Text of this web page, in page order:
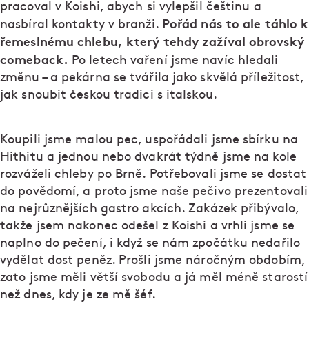
pracoval v Koishi, abych si vylepšil češtinu a
nasbíral kontakty v branži. Pořád nás to ale táhlo k
řemeslnému chlebu, který tehdy zažíval obrovský
comeback. Po letech vaření jsme navíc hledali
změnu – a pekárna se tvářila jako skvělá příležitost,
jak snoubit českou tradici s italskou.
Koupili jsme malou pec, uspořádali jsme sbírku na
Hithitu a jednou nebo dvakrát týdně jsme na kole
rozváželi chleby po Brně. Potřebovali jsme se dostat
do povědomí, a proto jsme naše pečivo prezentovali
na nejrůznějších gastro akcích. Zakázek přibývalo,
takže jsem nakonec odešel z Koishi a vrhli jsme se
naplno do pečení, i když se nám zpočátku nedařilo
vydělat dost peněz. Prošli jsme náročným obdobím,
zato jsme měli větší svobodu a já měl méně starostí
než dnes, kdy je ze mě šéf.